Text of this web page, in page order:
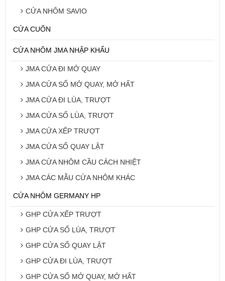
CỬA NHÔM SAVIO
CỬA CUỐN
CỬA NHÔM JMA NHẬP KHẨU
JMA CỬA ĐI MỞ QUAY
JMA CỬA SỔ MỞ QUAY, MỞ HẤT
JMA CỬA ĐI LÙA, TRƯỢT
JMA CỬA SỔ LÙA, TRƯỢT
JMA CỬA XẾP TRƯỢT
JMA CỬA SỔ QUAY LẬT
JMA CỬA NHÔM CẦU CÁCH NHIỆT
JMA CÁC MẪU CỬA NHÔM KHÁC
CỬA NHÔM GERMANY HP
GHP CỬA XẾP TRƯỢT
GHP CỬA SỔ LÙA, TRƯỢT
GHP CỬA SỔ QUAY LẬT
GHP CỬA ĐI LÙA, TRƯỢT
GHP CỬA SỔ MỞ QUAY, MỞ HẤT